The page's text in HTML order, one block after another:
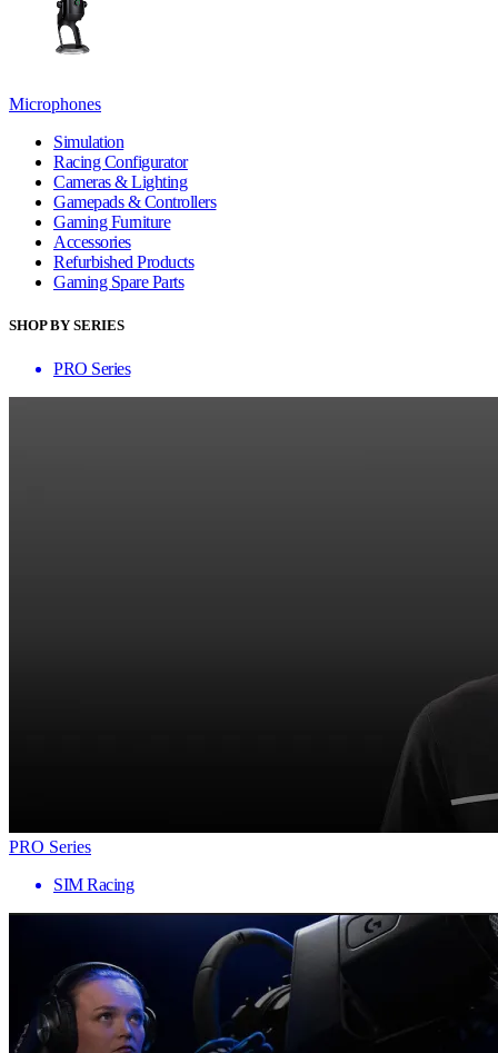
Microphones
Simulation
Racing Configurator
Cameras & Lighting
Gamepads & Controllers
Gaming Furniture
Accessories
Refurbished Products
Gaming Spare Parts
SHOP BY SERIES
PRO Series
PRO Series
SIM Racing